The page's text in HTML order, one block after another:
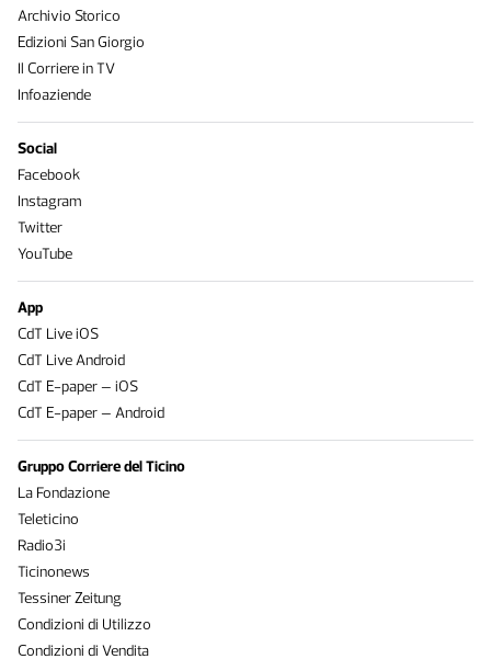
Archivio Storico
Edizioni San Giorgio
Il Corriere in TV
Infoaziende
Social
Facebook
Instagram
Twitter
YouTube
App
CdT Live iOS
CdT Live Android
CdT E-paper – iOS
CdT E-paper – Android
Gruppo Corriere del Ticino
La Fondazione
Teleticino
Radio3i
Ticinonews
Tessiner Zeitung
Condizioni di Utilizzo
Condizioni di Vendita